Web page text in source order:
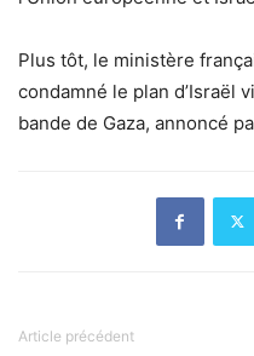
Plus tôt, le ministère
condamné le plan d’Israël
bande de Gaza, annoncé
Article précédent